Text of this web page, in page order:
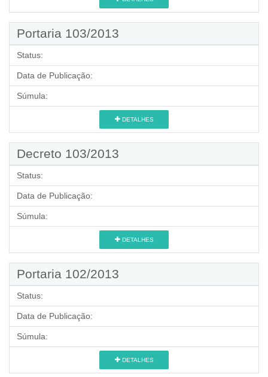
Portaria 103/2013
Status:
Data de Publicação:
Súmula:
DETALHES
Decreto 103/2013
Status:
Data de Publicação:
Súmula:
DETALHES
Portaria 102/2013
Status:
Data de Publicação:
Súmula:
DETALHES